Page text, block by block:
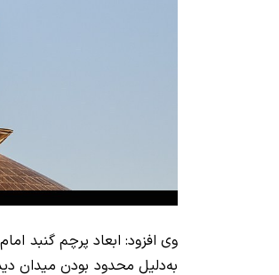
به‌دلیل محدود بودن میدان